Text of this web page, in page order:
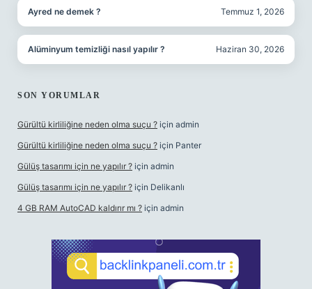
Ayred ne demek ? Temmuz 1, 2026
Alüminyum temizliği nasıl yapılır ? Haziran 30, 2026
SON YORUMLAR
Gürültü kirliliğine neden olma suçu ? için admin
Gürültü kirliliğine neden olma suçu ? için Panter
Gülüş tasarımı için ne yapılır ? için admin
Gülüş tasarımı için ne yapılır ? için Delikanlı
4 GB RAM AutoCAD kaldırır mı ? için admin